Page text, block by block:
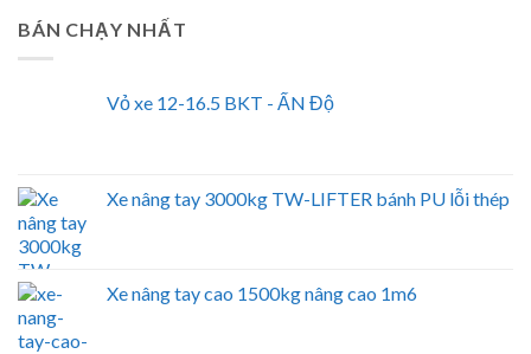
BÁN CHẠY NHẤT
Vỏ xe 12-16.5 BKT - ẤN Độ
Xe nâng tay 3000kg TW-LIFTER bánh PU lỗi thép
Xe nâng tay cao 1500kg nâng cao 1m6